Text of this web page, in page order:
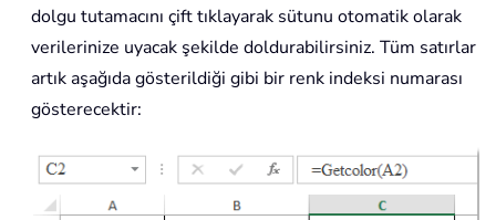
dolgu tutamacını çift tıklayarak sütunu otomatik olarak
verilerinize uyacak şekilde doldurabilirsiniz. Tüm satırlar
artık aşağıda gösterildiği gibi bir renk indeksi numarası
gösterecektir: